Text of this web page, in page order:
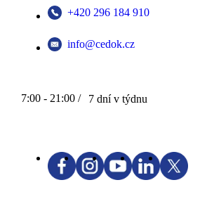
+420 296 184 910
info@cedok.cz
7:00 - 21:00 / 7 dní v týdnu